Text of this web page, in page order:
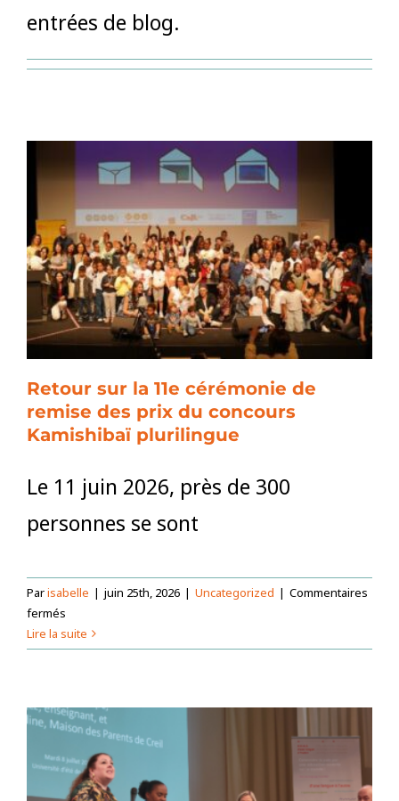
entrées de blog.
Retour sur la 11e cérémonie de
remise des prix du concours
Kamishibaï plurilingue
Le 11 juin 2026, près de 300
personnes se sont
Parisabelle | juin 25th, 2026 | Uncategorized | Commentaires
fermés
Retour
sur
cérémonie
de
remise
des
prix
Lire la suite